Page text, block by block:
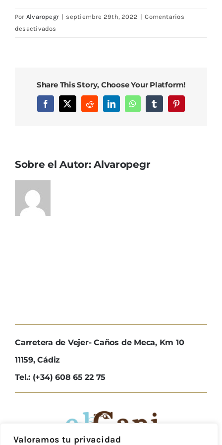
Valoramos tu privacidad
Por Alvaropegr | septiembre 29th, 2022 | Comentarios
desactivados
Share This Story, Choose Your Platform!
Facebook
X RedditLinkedInWhatsAppTumblrPinterest
Sobre el Autor:Alvaropegr
Carretera de Vejer- Caños de Meca, Km 10
11159, Cádiz
Tel.: (+34) 608 65 22 75